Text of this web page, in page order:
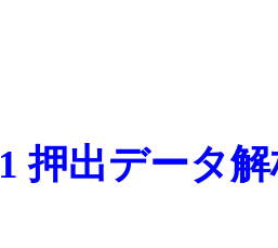
1押出データ